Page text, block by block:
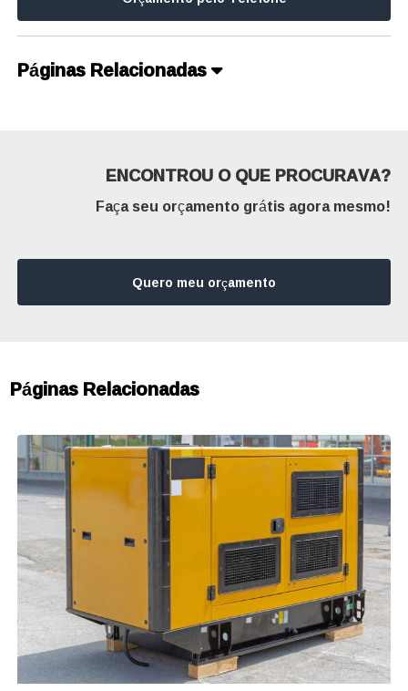
Páginas Relacionadas
ENCONTROU O QUE PROCURAVA?
Faça seu orçamento grátis agora mesmo!
Quero meu orçamento
Páginas Relacionadas